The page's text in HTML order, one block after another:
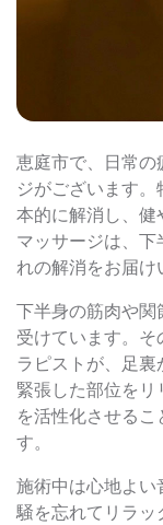
恵庭市で、日常
ジがございます
本的に解消し、
マッサージは、
れの解消をお届け
下半身の筋肉や関
受けています。
ラピストが、足裏
緊張した部位を
を活性化させる
す。
施術中は心地よ
騒を忘れてリラ